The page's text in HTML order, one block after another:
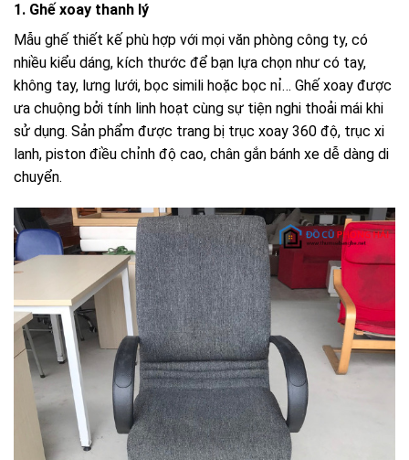
1. Ghế xoay thanh lý
Mẫu ghế thiết kế phù hợp với mọi văn phòng công ty, có
nhiều kiểu dáng, kích thước để bạn lựa chọn như có tay,
không tay, lưng lưới, bọc simili hoặc bọc nỉ… Ghế xoay được
ưa chuộng bởi tính linh hoạt cùng sự tiện nghi thoải mái khi
sử dụng. Sản phẩm được trang bị trục xoay 360 độ, trục xi
lanh, piston điều chỉnh độ cao, chân gắn bánh xe dễ dàng di
chuyển.